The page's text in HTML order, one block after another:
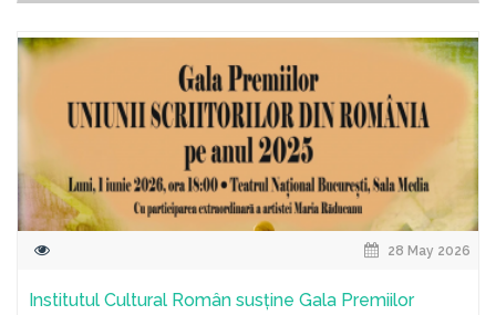
28 May 2026
Institutul Cultural Român susține Gala Premiilor